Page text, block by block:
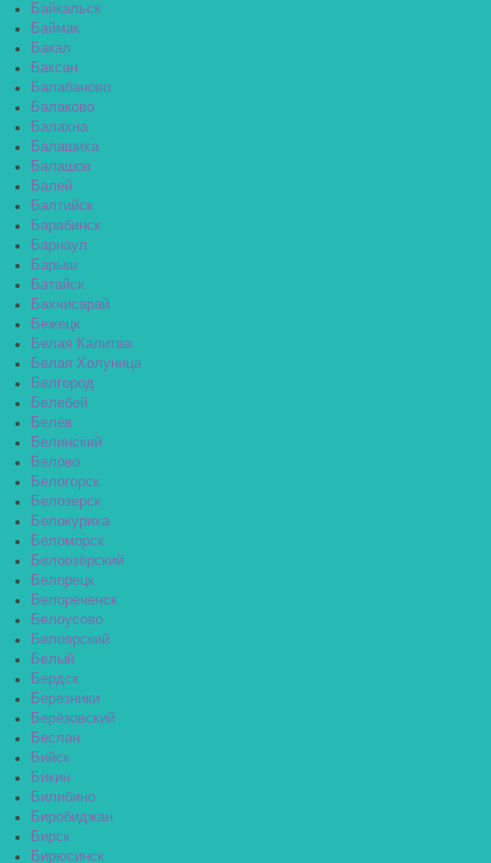
Байкальск
Баймак
Бакал
Баксан
Балабаново
Балаково
Балахна
Балашиха
Балашов
Балей
Балтийск
Барабинск
Барнаул
Барыш
Батайск
Бахчисарай
Бежецк
Белая Калитва
Белая Холуница
Белгород
Белебей
Белёв
Белинский
Белово
Белогорск
Белозерск
Белокуриха
Беломорск
Белоозёрский
Белорецк
Белореченск
Белоусово
Белоярский
Белый
Бердск
Березники
Берёзовский
Беслан
Бийск
Бикин
Билибино
Биробиджан
Бирск
Бирюсинск